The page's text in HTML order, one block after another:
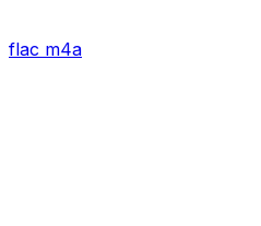
flac m4a